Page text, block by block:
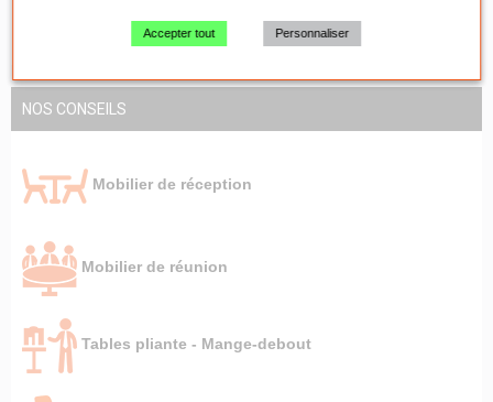
NOS CONSEILS
Mobilier de réception
Mobilier de réunion
Tables pliante - Mange-debout
Accepter tout Personnaliser